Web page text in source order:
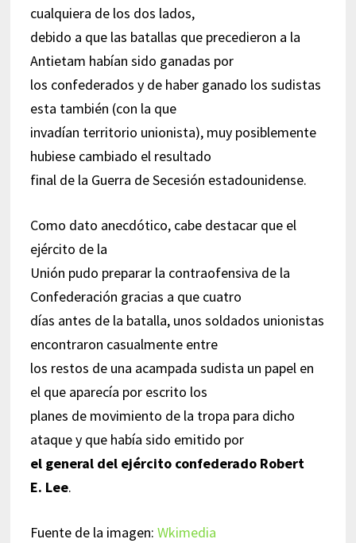
cualquiera de los dos lados,
debido a que las batallas que precedieron a la
Antietam habían sido ganadas por
los confederados y de haber ganado los sudistas
esta también (con la que
invadían territorio unionista), muy posiblemente
hubiese cambiado el resultado
final de la Guerra de Secesión estadounidense.
Como dato anecdótico, cabe destacar que el
ejército de la
Unión pudo preparar la contraofensiva de la
Confederación gracias a que cuatro
días antes de la batalla, unos soldados unionistas
encontraron casualmente entre
los restos de una acampada sudista un papel en
el que aparecía por escrito los
planes de movimiento de la tropa para dicho
ataque y que había sido emitido por
el general del ejército confederado Robert
E. Lee.
Fuente de la imagen: Wkimedia